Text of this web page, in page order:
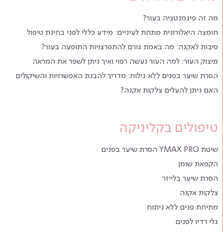
מה זה פיגמנטציה בעור?
חומצה היאלורונית מתחת לעיניים: מידע כללי לפני בחינת טיפול
סיבות לאקנה: מה באמת גורם להתפרצויות התופעה בעור?
מיצוק העור: למה העור נעשה רפוי ואיך ניתן לשפר את המראה
הסרת שיער בפנים ללא גילוח: מדריך להבנת האפשרויות והשיקולים
האם ניתן להעלים צלקות אקנה?
טיפולים בקליניקה
שיטת YMAX PRO הסרת שיער בפנים
הקפאת שומן
הסרת שיער בלייזר
צלקות אקנה
מתיחת פנים ללא ניתוח
גלי רדיו לפנים